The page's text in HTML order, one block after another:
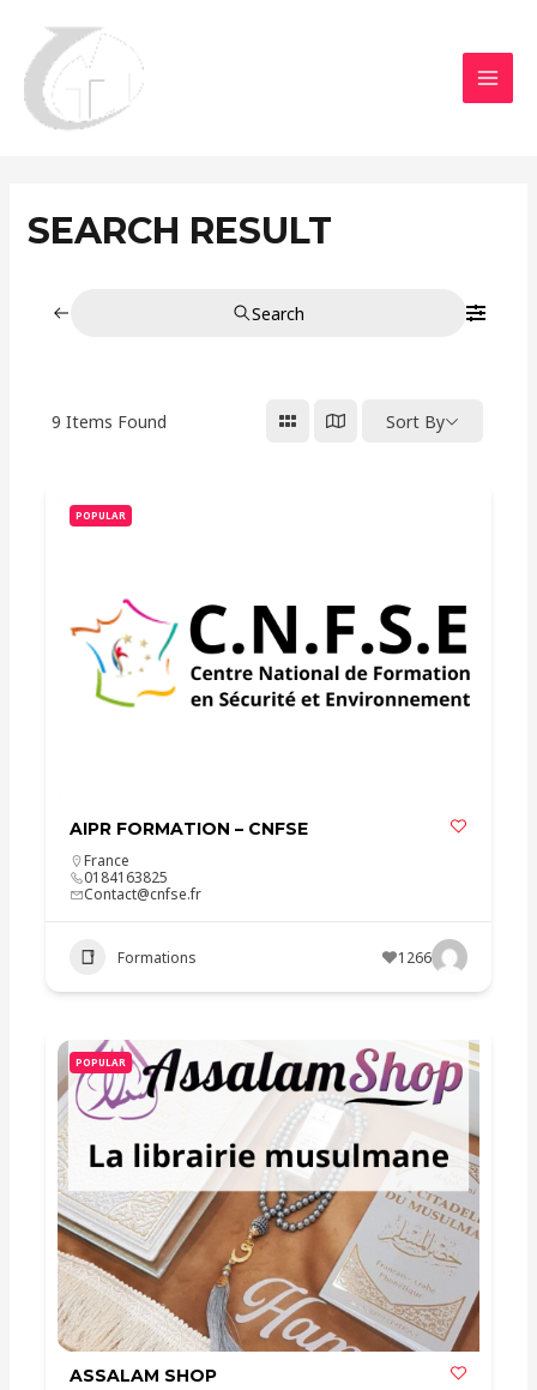
contenu
SEARCH RESULT
Search
9 Items Found Sort By
POPULAR
AIPR FORMATION – CNFSE
France
0184163825
Contact@cnfse.fr
Formations 1266
POPULAR
ASSALAM SHOP